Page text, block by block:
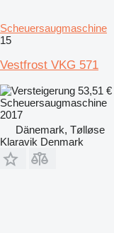
Scheuersaugmaschine
15
Vestfrost VKG 571
53,51 €
Scheuersaugmaschine
2017
Dänemark, Tølløse
Klaravik Denmark